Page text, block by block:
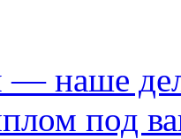
— наше
под